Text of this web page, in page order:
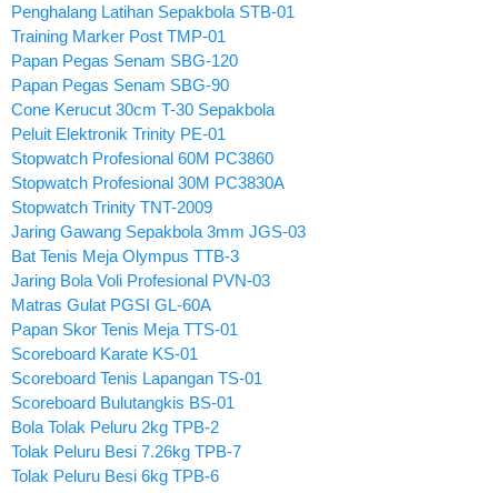
Penghalang Latihan Sepakbola STB-01
Training Marker Post TMP-01
Papan Pegas Senam SBG-120
Papan Pegas Senam SBG-90
Cone Kerucut 30cm T-30 Sepakbola
Peluit Elektronik Trinity PE-01
Stopwatch Profesional 60M PC3860
Stopwatch Profesional 30M PC3830A
Stopwatch Trinity TNT-2009
Jaring Gawang Sepakbola 3mm JGS-03
Bat Tenis Meja Olympus TTB-3
Jaring Bola Voli Profesional PVN-03
Matras Gulat PGSI GL-60A
Papan Skor Tenis Meja TTS-01
Scoreboard Karate KS-01
Scoreboard Tenis Lapangan TS-01
Scoreboard Bulutangkis BS-01
Bola Tolak Peluru 2kg TPB-2
Tolak Peluru Besi 7.26kg TPB-7
Tolak Peluru Besi 6kg TPB-6